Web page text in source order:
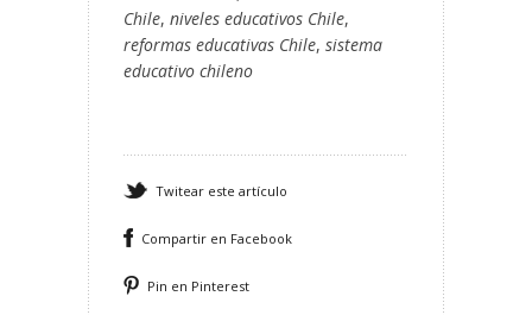
Chile, niveles educativos Chile,
reformas educativas Chile, sistema
educativo chileno
Twitear este artículo
Compartir en Facebook
Pin en Pinterest